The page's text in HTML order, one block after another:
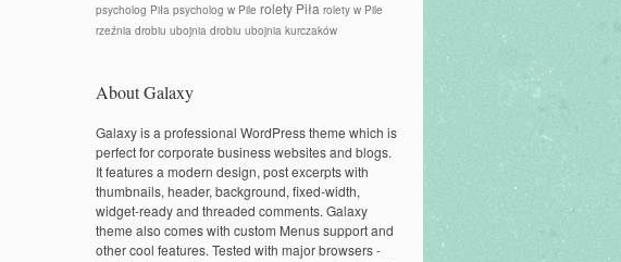
psycholog Piła psycholog w Pile rolety Piła rolety w Pile
rzeźnia drobiu ubojnia drobiu ubojnia kurczaków
About Galaxy
Galaxy is a professional WordPress theme which is
perfect for corporate business websites and blogs.
It features a modern design, post excerpts with
thumbnails, header, background, fixed-width,
widget-ready and threaded comments. Galaxy
theme also comes with custom Menus support and
other cool features. Tested with major browsers -